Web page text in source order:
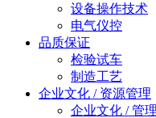
设备操作技术
电气仪控
品质保证
检验试车
制造工艺
企业文化 / 资源管理
企业文化 / 管